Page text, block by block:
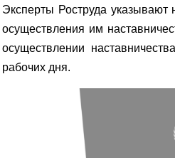
Эксперты Роструда указывают
осуществления им
осуществлении
рабочих дня.